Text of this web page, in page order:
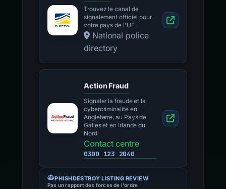
Trouvez le canal de
signalement officiel pour
votre pays de l'UE
National police
directory
Action Fraud
Signaler la fraude et la
cybercriminalité en
Angleterre, au Pays de
Galles et en Irlande du
Nord
Contact centre
0300 123 2040
PHISHDESTROY LISTING REVIEW
Pas un rapport des forces de l'ordre